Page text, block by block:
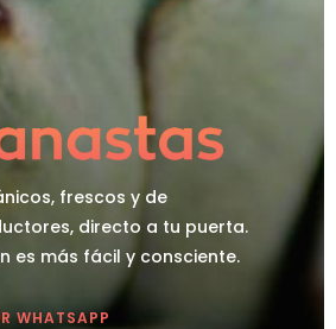
frescos y de
directo a tu puerta.
es más fácil y consciente.
WHATSAPP